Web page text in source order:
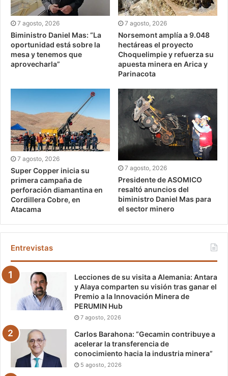
7 agosto, 2026
Biministro Daniel Mas: “La
oportunidad está sobre la
mesa y tenemos que
aprovecharla”
7 agosto, 2026
Norsemont amplía a 9.048
hectáreas el proyecto
Choquelimpie y refuerza su
apuesta minera en Arica y
Parinacota
7 agosto, 2026
Super Copper inicia su
primera campaña de
perforación diamantina en
Cordillera Cobre, en
Atacama
7 agosto, 2026
Presidente de ASOMICO
resaltó anuncios del
biministro Daniel Mas para
el sector minero
Entrevistas
Lecciones de su visita a Alemania: Antara
y Alaya comparten su visión tras ganar el
Premio a la Innovación Minera de
PERUMIN Hub
7 agosto, 2026
Carlos Barahona: “Gecamin contribuye a
acelerar la transferencia de
conocimiento hacia la industria minera”
5 agosto, 2026